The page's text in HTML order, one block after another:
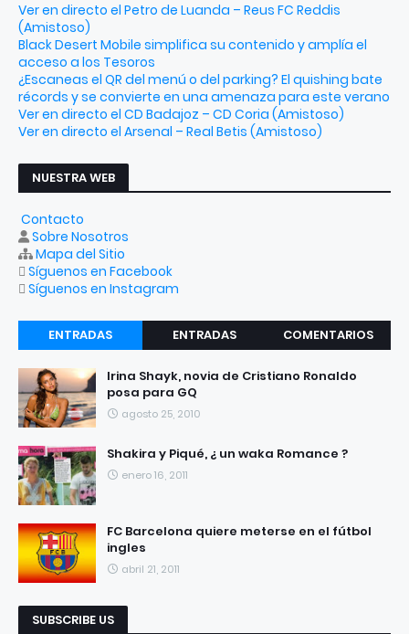
Ver en directo el Petro de Luanda – Reus FC Reddis
(Amistoso)
Black Desert Mobile simplifica su contenido y amplía el
acceso a los Tesoros
¿Escaneas el QR del menú o del parking? El quishing bate
récords y se convierte en una amenaza para este verano
Ver en directo el CD Badajoz – CD Coria (Amistoso)
Ver en directo el Arsenal – Real Betis (Amistoso)
NUESTRA WEB
Contacto
Sobre Nosotros
Mapa del Sitio
Síguenos en Facebook
Síguenos en Instagram
ENTRADAS
RECIENTES
ENTRADAS
COMENTARIOS
Irina Shayk, novia de Cristiano Ronaldo
posa para GQ
agosto 25, 2010
Shakira y Piqué, ¿ un waka Romance ?
enero 16, 2011
FC Barcelona quiere meterse en el fútbol
ingles
abril 21, 2011
SUBSCRIBE US